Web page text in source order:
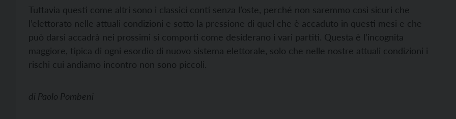
Tuttavia questi come altri sono i classici conti senza l’oste, perché non saremmo così sicuri che
l’elettorato nelle attuali condizioni e sotto la pressione di quel che è accaduto in questi mesi e che
può darsi accadrà nei prossimi si comporti come desiderano i vari partiti. Questa è l’incognita
maggiore, tipica di ogni esordio di nuovo sistema elettorale, solo che nelle nostre attuali condizioni i
rischi cui andiamo incontro non sono piccoli.
di Paolo Pombeni